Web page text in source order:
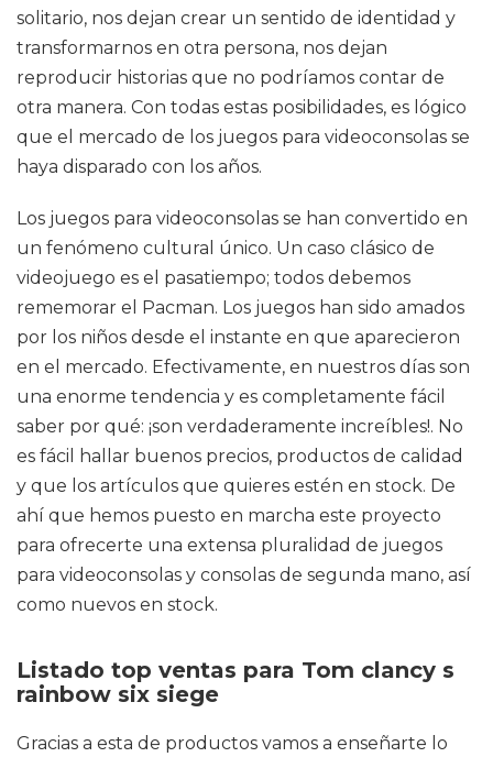
solitario, nos dejan crear un sentido de identidad y
transformarnos en otra persona, nos dejan
reproducir historias que no podríamos contar de
otra manera. Con todas estas posibilidades, es lógico
que el mercado de los juegos para videoconsolas se
haya disparado con los años.
Los juegos para videoconsolas se han convertido en
un fenómeno cultural único. Un caso clásico de
videojuego es el pasatiempo; todos debemos
rememorar el Pacman. Los juegos han sido amados
por los niños desde el instante en que aparecieron
en el mercado. Efectivamente, en nuestros días son
una enorme tendencia y es completamente fácil
saber por qué: ¡son verdaderamente increíbles!. No
es fácil hallar buenos precios, productos de calidad
y que los artículos que quieres estén en stock. De
ahí que hemos puesto en marcha este proyecto
para ofrecerte una extensa pluralidad de juegos
para videoconsolas y consolas de segunda mano, así
como nuevos en stock.
Listado top ventas para Tom clancy s
rainbow six siege
Gracias a esta de productos vamos a enseñarte lo